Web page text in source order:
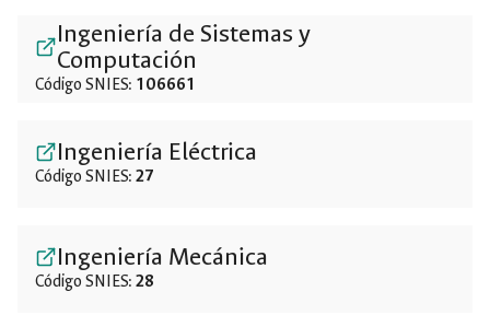
Ingeniería de Sistemas y
Computación
Código SNIES: 106661
Ingeniería Eléctrica
Código SNIES: 27
Ingeniería Mecánica
Código SNIES: 28